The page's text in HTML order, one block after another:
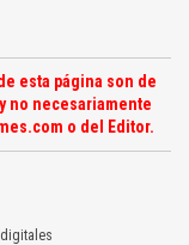
esta página son de
no necesariamente
o del Editor.